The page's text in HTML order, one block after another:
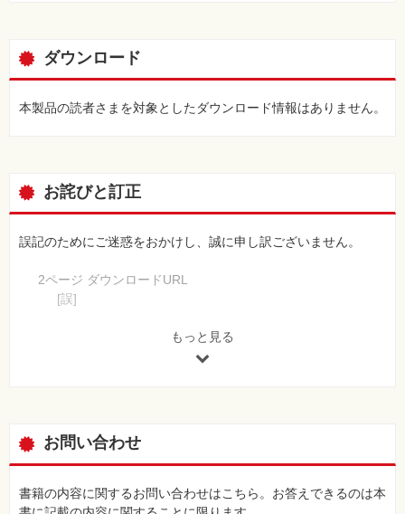
ダウンロード
本製品の読者さまを対象としたダウンロード情報はありません。
お詫びと訂正
誤記のためにご迷惑をおかけし、誠に申し訳ございません。
2ページ ダウンロードURL
[誤]
https://book.impress.co.jp/books/1122101094
[誤]
障害除去の措置命令
[正]
屋外における障害除去の措置命令
【 第3刷にて修正 】
もっと見る
お問い合わせ
書籍の内容に関するお問い合わせはこちら。お答えできるのは本